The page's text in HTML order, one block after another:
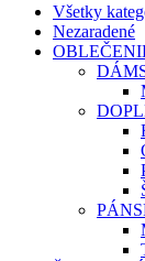
Všetky
Nezaradené